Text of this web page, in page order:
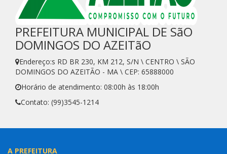
PREFEITURA MUNICIPAL DE SãO
DOMINGOS DO AZEITãO
Endereço:s RD BR 230, KM 212, S/N \ CENTRO \ SÃO
DOMINGOS DO AZEITÃO - MA \ CEP: 65888000
Horário de atendimento: 08:00h às 18:00h
Contato: (99)3545-1214
A PREFEITURA